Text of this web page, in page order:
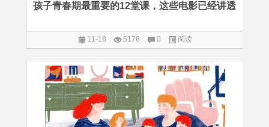
孩子青春期最重要的12堂课，这些电影已经讲透
11-18 5178 0 阅读